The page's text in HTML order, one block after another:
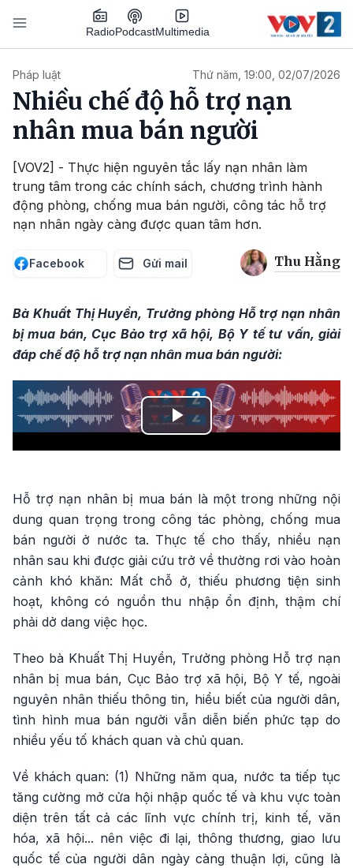
Nhảy đến nội dung
RadioPodcastMultimedia
Pháp luật Thứ năm, 19:00, 02/07/2026
Nhiều chế độ hỗ trợ nạn
nhân mua bán người
[VOV2] - Thực hiện nguyên tắc lấy nạn nhân làm
trung tâm trong các chính sách, chương trình hành
động phòng, chống mua bán người, công tác hỗ trợ
nạn nhân ngày càng được quan tâm hơn.
Facebook Gửi mail Thu Hằng
Bà Khuất Thị Huyền, Trưởng phòng Hỗ trợ nạn nhân
bị mua bán, Cục Bảo trợ xã hội, Bộ Y tế tư vấn, giải
đáp chế độ hỗ trợ nạn nhân mua bán người:
Play
Hỗ trợ nạn nhân bị mua bán là một trong những nội
dung quan trọng trong công tác phòng, chống mua
bán người ở nước ta. Thực tế cho thấy, nhiều nạn
nhân sau khi được giải cứu trở về thường rơi vào hoàn
cảnh khó khăn: Mất chỗ ở, thiếu phương tiện sinh
hoạt, không có nguồn thu nhập ổn định, thậm chí
phải dở dang việc học.
Theo bà Khuất Thị Huyền, Trưởng phòng Hỗ trợ nạn
nhân bị mua bán, Cục Bảo trợ xã hội, Bộ Y tế, ngoài
nguyên nhân thiếu thông tin, hiểu biết của người dân,
tình hình mua bán người vẫn diễn biến phức tạp do
nhiều yếu tố khách quan và chủ quan.
Về khách quan: (1) Những năm qua, nước ta tiếp tục
tăng cường mở cửa hội nhập quốc tế và khu vực toàn
diện trên tất cả các lĩnh vực chính trị, kinh tế, văn
hóa, xã hội... nên việc đi lại, thông thương, giao lưu
quốc tế của người dân ngày càng thuận lợi, cũng là